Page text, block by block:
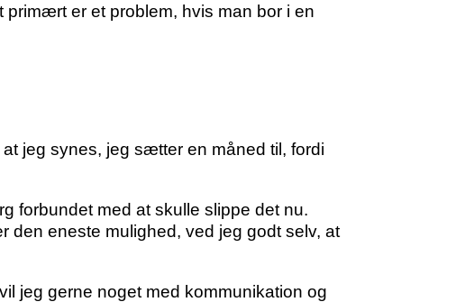
primært er et problem, hvis man bor i en
jeg synes, jeg sætter en måned til, fordi
forbundet med at skulle slippe det nu.
den eneste mulighed, ved jeg godt selv, at
jeg gerne noget med kommunikation og